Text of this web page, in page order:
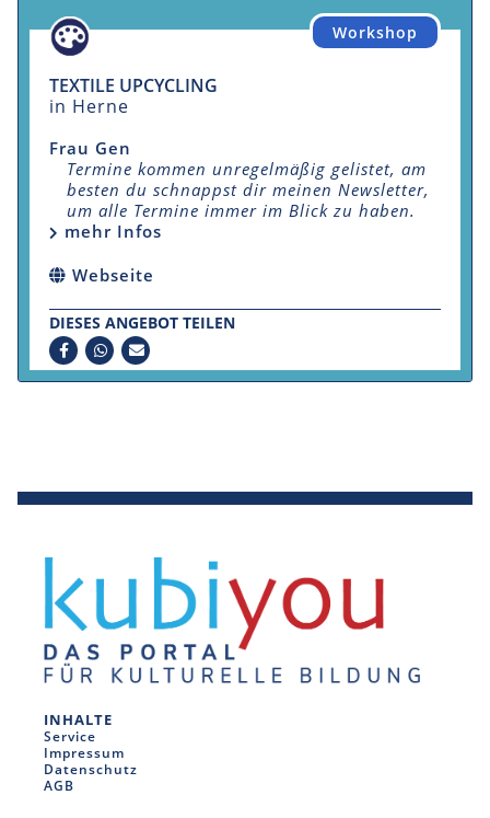
Workshop
TEXTILE UPCYCLING
in Herne
Frau Gen
Termine kommen unregelmäßig gelistet, am
besten du schnappst dir meinen Newsletter,
um alle Termine immer im Blick zu haben.
mehr Infos
Webseite
DIESES ANGEBOT TEILEN
INHALTE
Service
Impressum
Datenschutz
AGB